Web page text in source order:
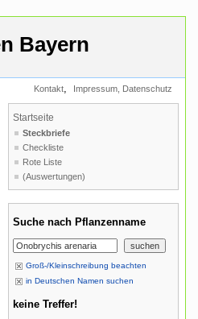
Bayern
Kontakt, Impressum, Datenschutz
Startseite
Steckbriefe
Checkliste
Rote Liste
(Auswertungen)
Suche nach Pflanzenname
Groß-/Kleinschreibung beachten
in Deutschen Namen suchen
keine Treffer!